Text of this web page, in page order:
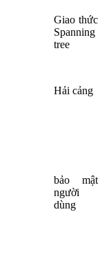
Giao thức
Spanning
tree
Hải cảng
bảo mật
người
dùng